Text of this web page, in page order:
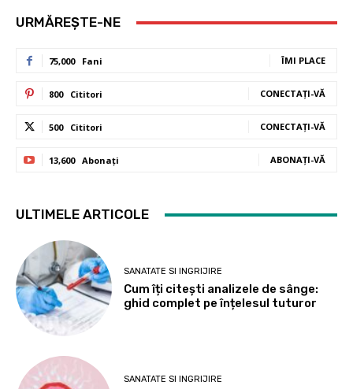
URMĂREȘTE-NE
75,000 Fani ÎMI PLACE
800 Cititori CONECTAȚI-VĂ
500 Cititori CONECTAȚI-VĂ
13,600 Abonați ABONAȚI-VĂ
ULTIMELE ARTICOLE
SANATATE SI INGRIJIRE
Cum îți citești analizele de sânge:
ghid complet pe înțelesul tuturor
SANATATE SI INGRIJIRE